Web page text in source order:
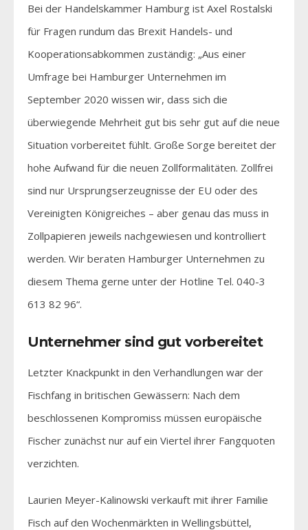
Bei der Handelskammer Hamburg ist Axel Rostalski
für Fragen rundum das Brexit Handels- und
Kooperationsabkommen zuständig: „Aus einer
Umfrage bei Hamburger Unternehmen im
September 2020 wissen wir, dass sich die
überwiegende Mehrheit gut bis sehr gut auf die neue
Situation vorbereitet fühlt. Große Sorge bereitet der
hohe Aufwand für die neuen Zollformalitäten. Zollfrei
sind nur Ursprungserzeugnisse der EU oder des
Vereinigten Königreiches – aber genau das muss in
Zollpapieren jeweils nachgewiesen und kontrolliert
werden. Wir beraten Hamburger Unternehmen zu
diesem Thema gerne unter der Hotline Tel. 040-3
613 82 96“.
Unternehmer sind gut vorbereitet
Letzter Knackpunkt in den Verhandlungen war der
Fischfang in britischen Gewässern: Nach dem
beschlossenen Kompromiss müssen europäische
Fischer zunächst nur auf ein Viertel ihrer Fangquoten
verzichten.
Laurien Meyer-Kalinowski verkauft mit ihrer Familie
Fisch auf den Wochenmärkten in Wellingsbüttel,